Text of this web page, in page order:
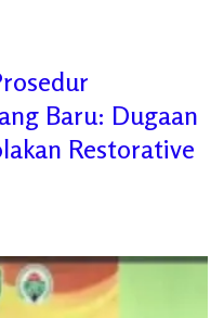
Baru: Dugaan
Restorative